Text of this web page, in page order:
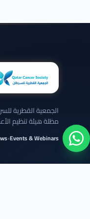
الجمعية القطرية
مظلة هيئة تنظيم
Events & Webinars
•